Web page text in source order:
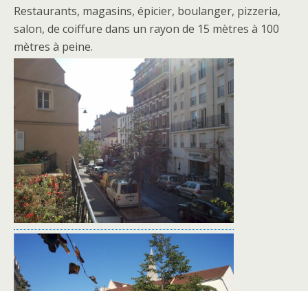
Restaurants, magasins, épicier, boulanger, pizzeria,
salon, de coiffure dans un rayon de 15 mètres à 100
mètres à peine.